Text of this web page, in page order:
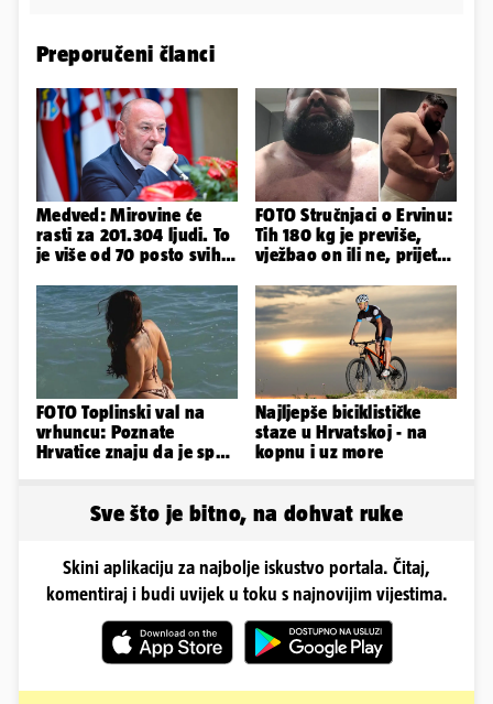
Preporučeni članci
Medved: Mirovine će
rasti za 201.304 ljudi. To
je više od 70 posto svih
FOTO Stručnjaci o Ervinu:
Tih 180 kg je previše,
vježbao on ili ne, prijete
FOTO Toplinski val na
vrhuncu: Poznate
Hrvatice znaju da je spas
Najljepše biciklističke
staze u Hrvatskoj - na
kopnu i uz more
Sve što je bitno, na dohvat ruke
Skini aplikaciju za najbolje iskustvo portala. Čitaj,
komentiraj i budi uvijek u toku s najnovijim vijestima.